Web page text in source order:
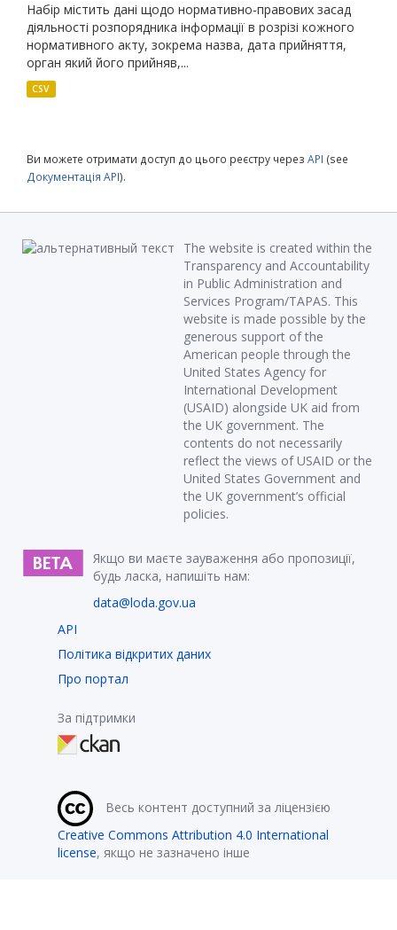
Набір містить дані щодо нормативно-правових засад
діяльності розпорядника інформації в розрізі кожного
нормативного акту, зокрема назва, дата прийняття,
орган який його прийняв,...
CSV
Ви можете отримати доступ до цього реєстру через API (see
Документація API).
The website is created within the
Transparency and Accountability
in Public Administration and
Services Program/TAPAS. This
website is made possible by the
generous support of the
American people through the
United States Agency for
International Development
(USAID) alongside UK aid from
the UK government. The
contents do not necessarily
reflect the views of USAID or the
United States Government and
the UK government’s official
policies.
Якщо ви маєте зауваження або пропозиції,
будь ласка, напишіть нам:
data@loda.gov.ua
API
Політика відкритих даних
Про портал
За підтримки
Весь контент доступний за ліцензією
Creative Commons Attribution 4.0 International
license, якщо не зазначено інше